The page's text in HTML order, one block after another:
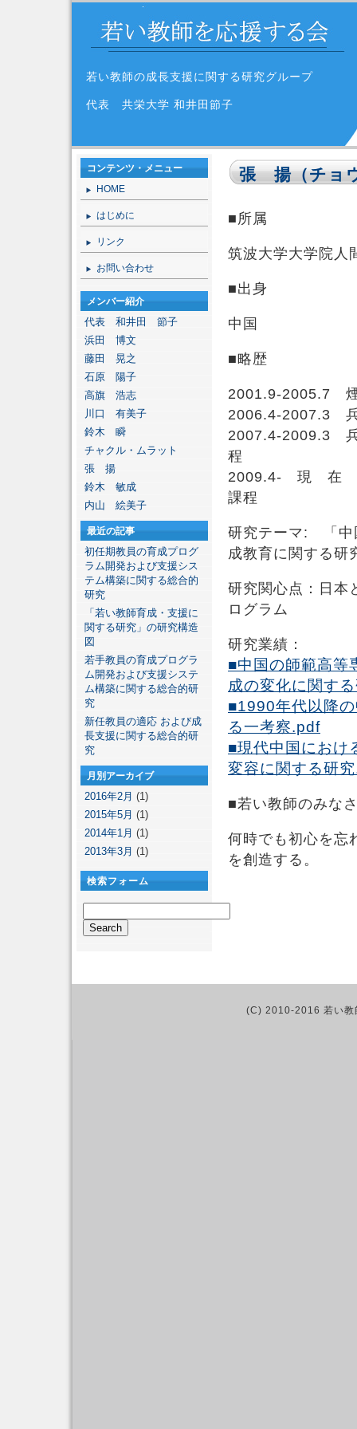
若い教師の成長支援に関する研究グループ
代表 共栄大学 和井田節子
張 揚（チョ
■所属
筑波大学大学院人
■出身
中国
■略歴
2001.9-2005.7
2006.4-2007.3
2007.4-2009.3
程
2009.4- 現 在
課程
研究テーマ: 「中
成教育に関する研
研究関心点：日本
ログラム
研究業績：
■中国の師範高等
成の変化に関す
■1990年代以降
る一考察.pdf
■現代中国におけ
変容に関する研
■若い教師のみな
何時でも初心を忘
を創造する。
コンテンツ・メニュー
HOME
はじめに
リンク
お問い合わせ
メンバー紹介
代表 和井田 節子
浜田 博文
藤田 晃之
石原 陽子
高旗 浩志
川口 有美子
鈴木 瞬
チャクル・ムラット
張 揚
鈴木 敏成
内山 絵美子
最近の記事
初任期教員の育成プログ
ラム開発および支援シス
テム構築に関する総合的
研究
「若い教師育成・支援に
関する研究」の研究構造
図
若手教員の育成プログラ
ム開発および支援システ
ム構築に関する総合的研
究
新任教員の適応 および成
長支援に関する総合的研
究
月別アーカイブ
2016年2月 (1)
2015年5月 (1)
2014年1月 (1)
2013年3月 (1)
検索フォーム
(C) 2010-2016 若い